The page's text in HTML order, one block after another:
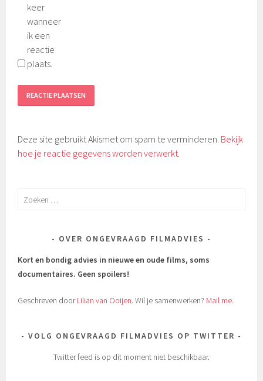
keer
wanneer
ik een
reactie
plaats.
Deze site gebruikt Akismet om spam te verminderen. Bekijk
hoe je reactie gegevens worden verwerkt.
Zoeken
OVER ONGEVRAAGD FILMADVIES
Kort en bondig advies in nieuwe en oude films, soms
documentaires. Geen spoilers!
Geschreven doorLilian van Ooijen. Wil je samenwerken? Mail me.
VOLG ONGEVRAAGD FILMADVIES OP TWITTER
Twitter feed is op dit moment niet beschikbaar.